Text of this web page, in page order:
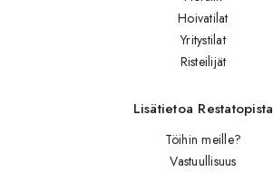
Hoivatilat
Yritystilat
Risteilijät
Lisätietoa Restatopista
Töihin meille?
Vastuullisuus